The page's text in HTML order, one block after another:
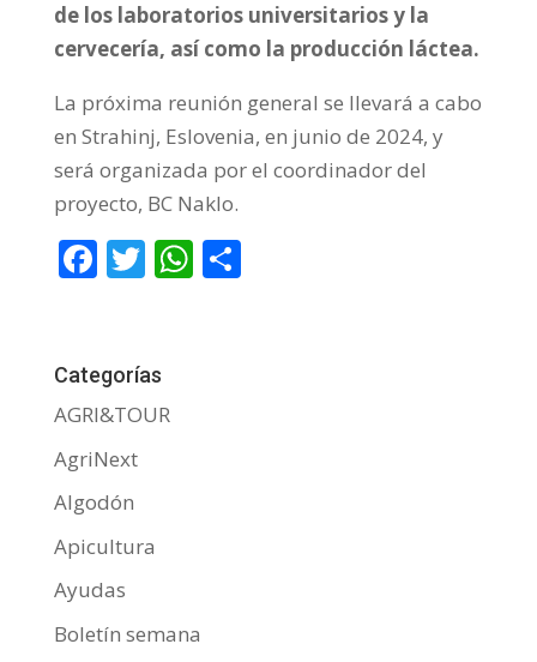
de los laboratorios universitarios y la
cervecería, así como la producción láctea.
La próxima reunión general se llevará a cabo
en Strahinj, Eslovenia, en junio de 2024, y
será organizada por el coordinador del
proyecto, BC Naklo.
F
b
o
o
k
T
er
W C
Categorías
AGRI&TOUR
AgriNext
Algodón
Apicultura
Ayudas
Boletín semana